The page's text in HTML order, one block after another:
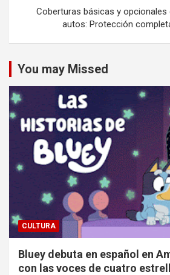
Coberturas básicas y opcionales
autos: Protección
You may Missed
CULTURA
Bluey debuta en español en
con las voces de cuatro